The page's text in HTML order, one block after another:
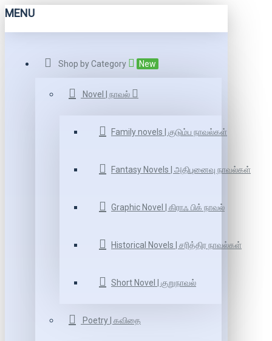
MENU
Shop by Category New
Novel | நாவல்
Family novels | குடும்ப நாவல்கள்
Fantasy Novels | அதிபுனைவு நாவல்கள்
Graphic Novel | கிராஃ பிக் நாவல்
Historical Novels | சரித்திர நாவல்கள்
Short Novel | குறுநாவல்
Poetry | கவிதை